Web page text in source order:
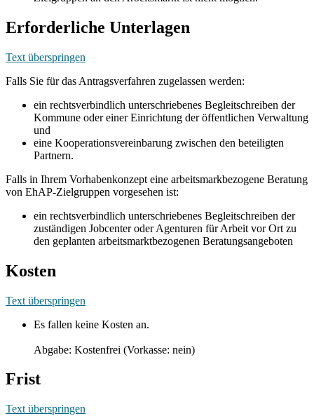
Erforderliche Unterlagen
Text überspringen
Falls Sie für das Antragsverfahren zugelassen werden:
ein rechtsverbindlich unterschriebenes Begleitschreiben der
Kommune oder einer Einrichtung der öffentlichen Verwaltung
und
eine Kooperationsvereinbarung zwischen den beteiligten
Partnern.
Falls in Ihrem Vorhabenkonzept eine arbeitsmarkbezogene Beratung
von EhAP-Zielgruppen vorgesehen ist:
ein rechtsverbindlich unterschriebenes Begleitschreiben der
zuständigen Jobcenter oder Agenturen für Arbeit vor Ort zu
den geplanten arbeitsmarktbezogenen Beratungsangeboten
Kosten
Text überspringen
Es fallen keine Kosten an.
Abgabe: Kostenfrei (Vorkasse: nein)
Frist
Text überspringen